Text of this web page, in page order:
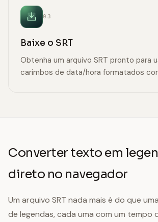
03
Baixe o SRT
Obtenha um arquivo SRT pronto para
carimbos de data/hora formatados
Converter texto em
direto no navegador
Um arquivo SRT nada mais é do que
de legendas, cada uma com um tempo